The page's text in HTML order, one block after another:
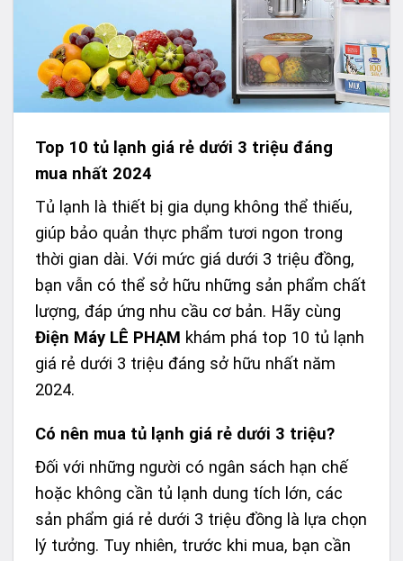
Top 10 tủ lạnh giá rẻ dưới 3 triệu đáng
mua nhất 2024
Tủ lạnh là thiết bị gia dụng không thể thiếu,
giúp bảo quản thực phẩm tươi ngon trong
thời gian dài. Với mức giá dưới 3 triệu đồng,
bạn vẫn có thể sở hữu những sản phẩm chất
lượng, đáp ứng nhu cầu cơ bản. Hãy cùng
Điện Máy LÊ PHẠM khám phá top 10 tủ lạnh
giá rẻ dưới 3 triệu đáng sở hữu nhất năm
2024.
Có nên mua tủ lạnh giá rẻ dưới 3 triệu?
Đối với những người có ngân sách hạn chế
hoặc không cần tủ lạnh dung tích lớn, các
sản phẩm giá rẻ dưới 3 triệu đồng là lựa chọn
lý tưởng. Tuy nhiên, trước khi mua, bạn cần